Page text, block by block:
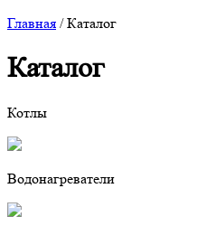
Главная / Каталог
Каталог
Котлы
Водонагреватели